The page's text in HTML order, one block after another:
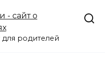
родителей